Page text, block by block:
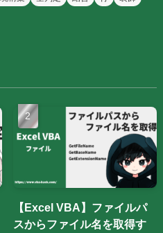
【Excel VBA】ファイルパ
スからファイル名を取得す